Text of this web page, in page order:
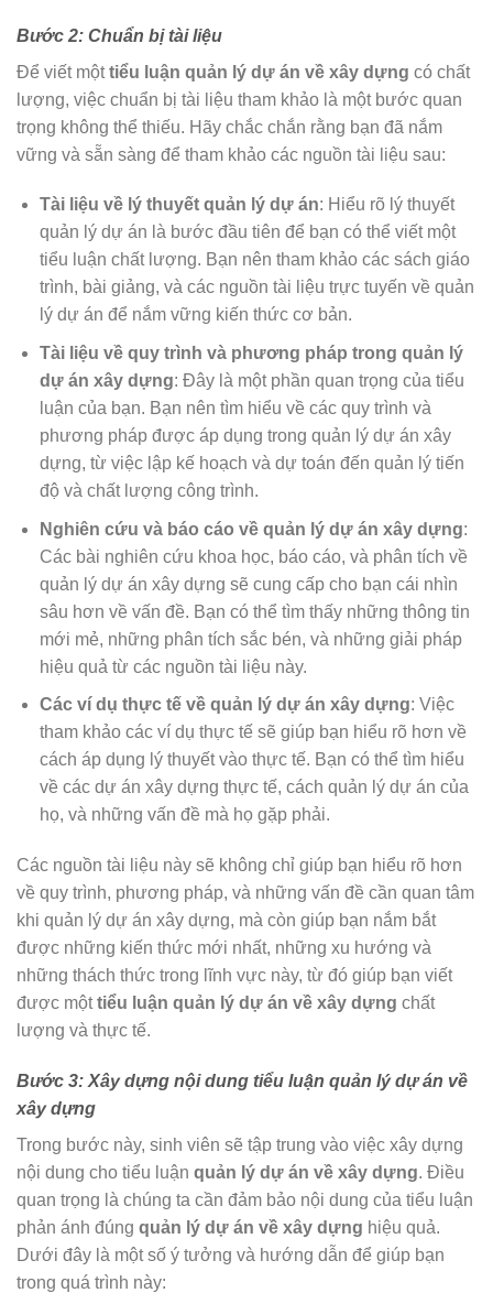
Bước 2: Chuẩn bị tài liệu
Để viết mộttiểu luận quản lý dự án về xây dựng có chất
lượng, việc chuẩn bị tài liệu tham khảo là một bước quan
trọng không thể thiếu. Hãy chắc chắn rằng bạn đã nắm
vững và sẵn sàng để tham khảo các nguồn tài liệu sau:
Tài liệu về lý thuyết quản lý dự án: Hiểu rõ lý thuyết
quản lý dự án là bước đầu tiên để bạn có thể viết một
tiểu luận chất lượng. Bạn nên tham khảo các sách giáo
trình, bài giảng, và các nguồn tài liệu trực tuyến về quản
lý dự án để nắm vững kiến thức cơ bản.
Tài liệu về quy trình và phương pháp trong quản lý
dự án xây dựng: Đây là một phần quan trọng của tiểu
luận của bạn. Bạn nên tìm hiểu về các quy trình và
phương pháp được áp dụng trong quản lý dự án xây
dựng, từ việc lập kế hoạch và dự toán đến quản lý tiến
độ và chất lượng công trình.
Nghiên cứu và báo cáo về quản lý dự án xây dựng:
Các bài nghiên cứu khoa học, báo cáo, và phân tích về
quản lý dự án xây dựng sẽ cung cấp cho bạn cái nhìn
sâu hơn về vấn đề. Bạn có thể tìm thấy những thông tin
mới mẻ, những phân tích sắc bén, và những giải pháp
hiệu quả từ các nguồn tài liệu này.
Các ví dụ thực tế về quản lý dự án xây dựng: Việc
tham khảo các ví dụ thực tế sẽ giúp bạn hiểu rõ hơn về
cách áp dụng lý thuyết vào thực tế. Bạn có thể tìm hiểu
về các dự án xây dựng thực tế, cách quản lý dự án của
họ, và những vấn đề mà họ gặp phải.
Các nguồn tài liệu này sẽ không chỉ giúp bạn hiểu rõ hơn
về quy trình, phương pháp, và những vấn đề cần quan tâm
khi quản lý dự án xây dựng, mà còn giúp bạn nắm bắt
được những kiến thức mới nhất, những xu hướng và
những thách thức trong lĩnh vực này, từ đó giúp bạn viết
được mộttiểu luận quản lý dự án về xây dựng chất
lượng và thực tế.
Bước 3: Xây dựng nội dung tiểu luận quản lý dự án về
xây dựng
Trong bước này, sinh viên sẽ tập trung vào việc xây dựng
nội dung cho tiểu luận quản lý dự án về xây dựng. Điều
quan trọng là chúng ta cần đảm bảo nội dung của tiểu luận
phản ánh đúng quản lý dự án về xây dựng hiệu quả.
Dưới đây là một số ý tưởng và hướng dẫn để giúp bạn
trong quá trình này: